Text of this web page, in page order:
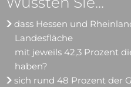
dass Hessen und
Landesfläche
mit jeweils 42,3 Prozent
haben?
sich rund 48 Prozent der